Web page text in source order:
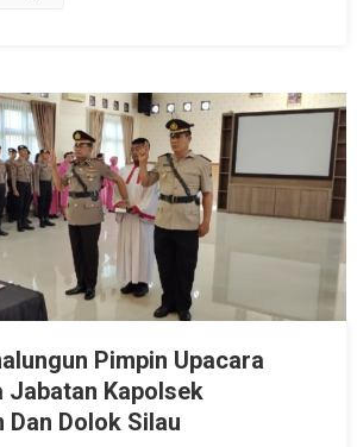
Pimpin Upacara
Jabatan Kapolsek
Dan Dolok Silau